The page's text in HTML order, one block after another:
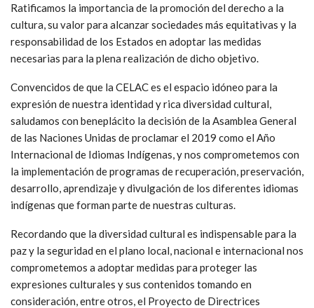
Ratificamos la importancia de la promoción del derecho a la
cultura, su valor para alcanzar sociedades más equitativas y la
responsabilidad de los Estados en adoptar las medidas
necesarias para la plena realización de dicho objetivo.
Convencidos de que la CELAC es el espacio idóneo para la
expresión de nuestra identidad y rica diversidad cultural,
saludamos con beneplácito la decisión de la Asamblea General
de las Naciones Unidas de proclamar el 2019 como el Año
Internacional de Idiomas Indígenas, y nos comprometemos con
la implementación de programas de recuperación, preservación,
desarrollo, aprendizaje y divulgación de los diferentes idiomas
indígenas que forman parte de nuestras culturas.
Recordando que la diversidad cultural es indispensable para la
paz y la seguridad en el plano local, nacional e internacional nos
comprometemos a adoptar medidas para proteger las
expresiones culturales y sus contenidos tomando en
consideración, entre otros, el Proyecto de Directrices